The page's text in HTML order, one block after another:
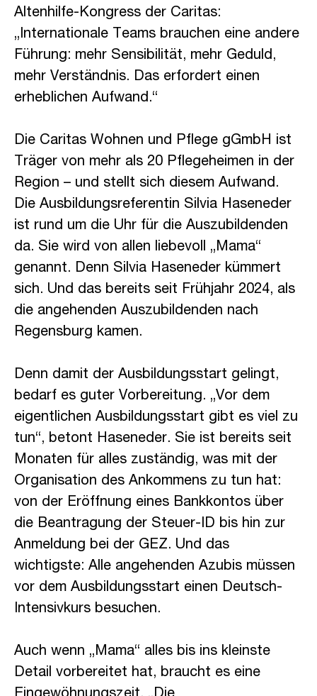
Altenhilfe-Kongress der Caritas:
„Internationale Teams brauchen eine andere
Führung: mehr Sensibilität, mehr Geduld,
mehr Verständnis. Das erfordert einen
erheblichen Aufwand.“
Die Caritas Wohnen und Pflege gGmbH ist
Träger von mehr als 20 Pflegeheimen in der
Region – und stellt sich diesem Aufwand.
Die Ausbildungsreferentin Silvia Haseneder
ist rund um die Uhr für die Auszubildenden
da. Sie wird von allen liebevoll „Mama“
genannt. Denn Silvia Haseneder kümmert
sich. Und das bereits seit Frühjahr 2024, als
die angehenden Auszubildenden nach
Regensburg kamen.
Denn damit der Ausbildungsstart gelingt,
bedarf es guter Vorbereitung. „Vor dem
eigentlichen Ausbildungsstart gibt es viel zu
tun“, betont Haseneder. Sie ist bereits seit
Monaten für alles zuständig, was mit der
Organisation des Ankommens zu tun hat:
von der Eröffnung eines Bankkontos über
die Beantragung der Steuer-ID bis hin zur
Anmeldung bei der GEZ. Und das
wichtigste: Alle angehenden Azubis müssen
vor dem Ausbildungsstart einen Deutsch-
Intensivkurs besuchen.
Auch wenn „Mama“ alles bis ins kleinste
Detail vorbereitet hat, braucht es eine